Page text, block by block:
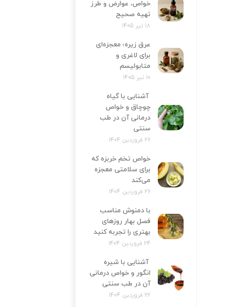
خواص، عوارض و طرز
تهیه صحیح
18 تیر 1405
عرق زیره؛ معجزه‌ای
برای لاغری و
متابولیسم
10 تیر 1405
آشنایی با گیاه
چوچاق و خواص
درمانی آن در طب
سنتی
26 فروردین 1404
خواص تخم خربزه که
برای سلامتی معجزه
می‌کند
26 فروردین 1404
با دمنوش مناسب
فصل بهار روزهای
بهتری را تجربه کنید
24 فروردین 1404
آشنایی با شیره
انگور و خواص درمانی
آن در طب سنتی
22 فروردین 1404